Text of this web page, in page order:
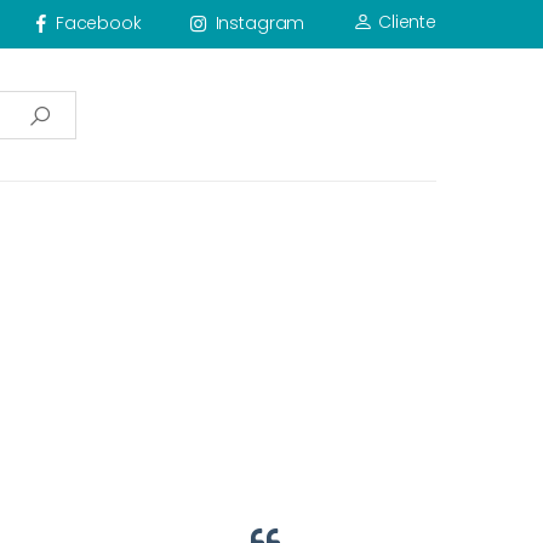
Facebook Instagram Cliente